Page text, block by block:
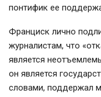
понтифик ее
Франциск лично
журналистам, что
является
он является
словами, поддержал